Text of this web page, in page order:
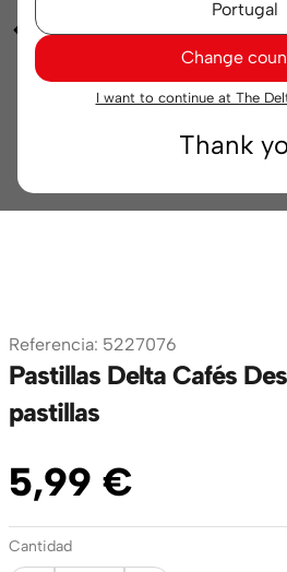
Change
I want to continue at The
Thank
Referencia: 5227076
Pastillas Delta Cafés
pastillas
5,99 €
Cantidad